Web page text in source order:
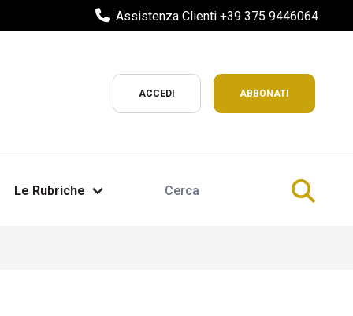
Assistenza Clienti +39 375 9446064
ACCEDI ABBONATI
Le Rubriche